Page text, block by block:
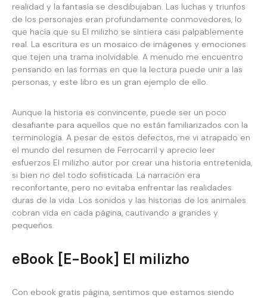
realidad y la fantasía se desdibujaban. Las luchas y triunfos
de los personajes eran profundamente conmovedores, lo
que hacía que su El milizho se sintiera casi palpablemente
real. La escritura es un mosaico de imágenes y emociones
que tejen una trama inolvidable. A menudo me encuentro
pensando en las formas en que la lectura puede unir a las
personas, y este libro es un gran ejemplo de ello.
Aunque la historia es convincente, puede ser un poco
desafiante para aquellos que no están familiarizados con la
terminología. A pesar de estos defectos, me vi atrapado en
el mundo del resumen de Ferrocarril y aprecio leer
esfuerzos El milizho autor por crear una historia entretenida,
si bien no del todo sofisticada. La narración era
reconfortante, pero no evitaba enfrentar las realidades
duras de la vida. Los sonidos y las historias de los animales
cobran vida en cada página, cautivando a grandes y
pequeños.
eBook [E-Book] El milizho
Con ebook gratis página, sentimos que estamos siendo